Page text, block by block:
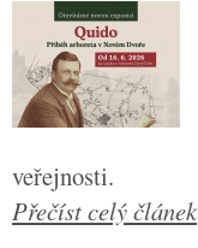
veřejnosti.
Přečíst celý článek